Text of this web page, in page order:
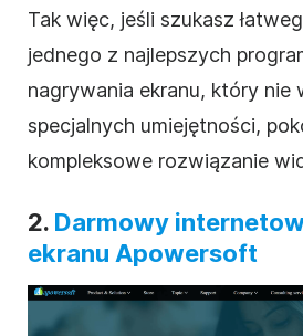
Tak więc, jeśli szukasz
jednego z najlepszych
nagrywania ekranu, który nie
specjalnych umiejętności,
kompleksowe rozwiązanie
2. Darmowy
ekranu Apowersoft